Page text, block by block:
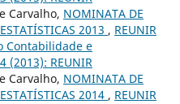
Carvalho, NOMINATA DE
2013 , REUNIR
Contabilidade e
(2013): REUNIR
Carvalho, NOMINATA DE
2014 , REUNIR